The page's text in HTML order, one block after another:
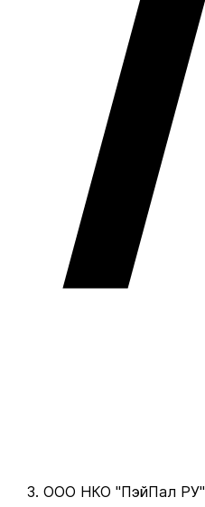
ООО НКО "ПэйПал РУ"